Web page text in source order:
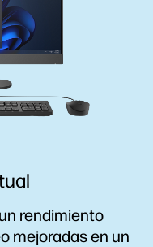
rendimiento
mejoradas en un